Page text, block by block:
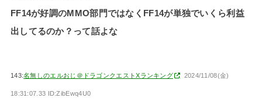
FF14が好調のMMO部門ではなくFF14が単独でいくら利益
出してるのか？って話よな
143:名無しのエルおじ＠ドラゴンクエストXランキング 2024/11/08(金)
18:31:07.33 ID:ZibEwq4U0